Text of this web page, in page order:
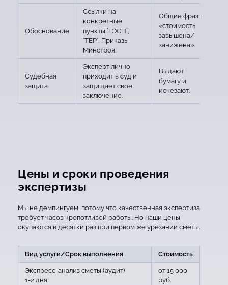
Обоснование
Ссылки на
конкретные
пункты `ГЭСН`,
`ТЕР`, Приказы
Минстроя.
Общие фразы
«стоимость
завышена/
занижена».
Судебная
защита
Эксперт лично
приходит в суд и
защищает свое
заключение.
Выдают
бумагу и
исчезают.
Цены и сроки проведения
экспертизы
Мы не демпингуем, потому что качественная экспертиза
требует часов кропотливой работы. Но наши цены
окупаются в десятки раз при первом же урезании сметы.
Вид услуги/Срок выполнения Стоимость
Экспресс-анализ сметы (аудит)
1-2 дня
от 15 000
руб.